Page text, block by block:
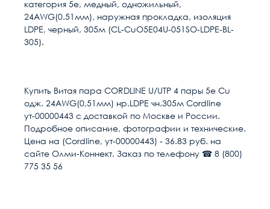
категория 5e, медный, одножильный,
24AWG(0.51мм), наружная прокладка, изоляция
LDPE, черный, 305м (CL-CuO5E04U-051SO-LDPE-BL-
305).
Количество пар 4
Конструкция экрана U/UTP
Категория (TIA/EIA) Кат. 5е
Экранирование кабеля
Условия доставки
Доставка осуществляется в течении 2-4
рабочих дней после поступления оплаты на
наш расчётный счёт
Купить Витая пара СORDLINE U/UTP 4 пары 5e Сu
одж. 24AWG(0,51мм) нр.LDPE чн.305м Cordline
ут-00000443 с доставкой по Москве и России.
Подробное описание, фотографии и технические.
Цена на (Cordline, ут-00000443) - 36.83 руб. на
сайте Олми-Коннект. Заказ по телефону ☎ 8 (800)
775 35 56